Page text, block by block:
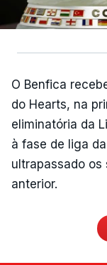
O Benfica
do Hearts, na
eliminatória da
à fase de liga
ultrapassado os
anterior.